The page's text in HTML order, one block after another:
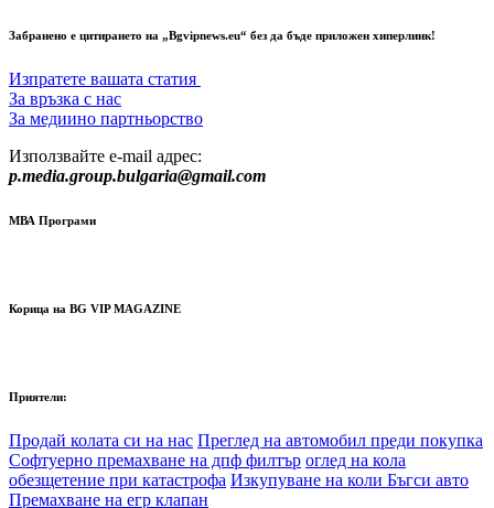
Забранено е цитирането на „Bgvipnews.eu“ без да бъде приложен хиперлинк!
Изпратете вашата статия
За връзка с нас
За медиино партньорство
Използвайте e-mail адрес:
p.media.group.bulgaria@gmail.com
МВА Програми
Корица на BG VIP MAGAZINE
Приятели:
Продай колата си на нас Преглед на автомобил преди покупка
Софтуерно премахване на дпф филтър оглед на кола
обезщетение при катастрофа Изкупуване на коли Бъгси авто
Премахване на егр клапан